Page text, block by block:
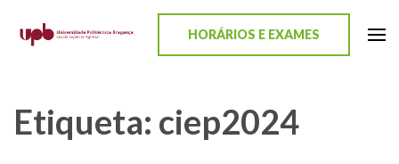
HORÁRIOS E EXAMES
Etiqueta: ciep2024